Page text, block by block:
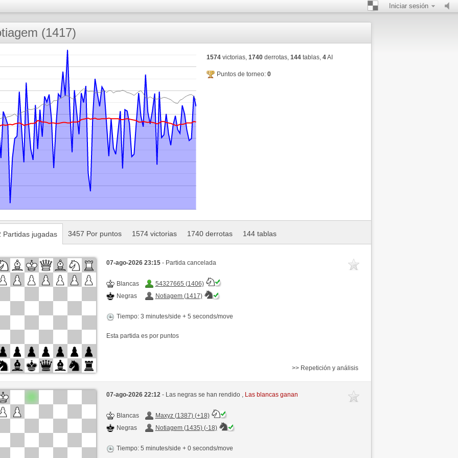
Iniciar sesión
(1417)
1574victorias, 1740derrotas, 144tablas, 4AI
Puntos de torneo: 0
Partidas jugadas 3457 Por puntos 1574 victorias 1740 derrotas 144 tablas
07-ago-2026 23:15 - Partida cancelada
Blancas
54327665 (1406)
Negras
Notiagem (1417)
Tiempo: 3 minutes/side + 5 seconds/move
Esta partida es por puntos
>> Repetición y análisis
07-ago-2026 22:12 - Las negras se han rendido , Las blancas ganan
Blancas
Maxyz (1387) (+18)
Negras
Notiagem (1435) (-18)
Tiempo: 5 minutes/side + 0 seconds/move